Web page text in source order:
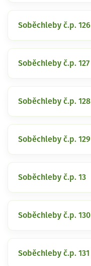
Soběchleby č.p. 126
Soběchleby č.p. 127
Soběchleby č.p. 128
Soběchleby č.p. 129
Soběchleby č.p. 13
Soběchleby č.p. 130
Soběchleby č.p. 131